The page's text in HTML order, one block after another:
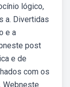
lógico,
a. Divertidas
e a
post
e de
com os
Webneste